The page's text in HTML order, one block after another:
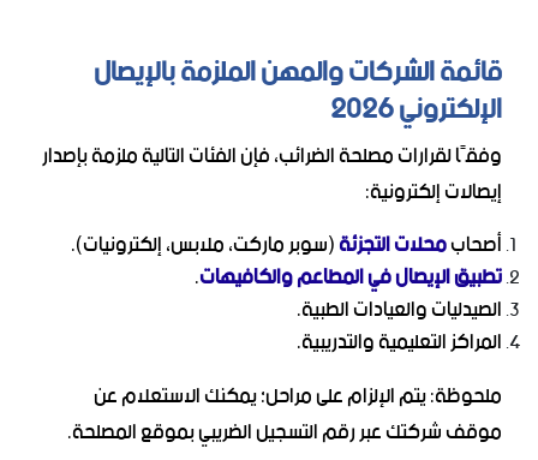
قائمة الشركات والمهن الملزمة بالإيصال
الإلكتروني 2026
وفقًا لقرارات مصلحة الضرائب، فإن الفئات التالية ملزمة بإصدار
إيصالات إلكترونية:
أصحابمحلات التجزئة(سوبر ماركت، ملابس، إلكترونيات).
تطبيق الإيصال في المطاعم والكافيهات.
الصيدليات والعيادات الطبية.
المراكز التعليمية والتدريبية.
ملحوظة: يتم الإلزام على مراحل؛ يمكنك الاستعلام عن
موقف شركتك عبر رقم التسجيل الضريبي بموقع المصلحة.